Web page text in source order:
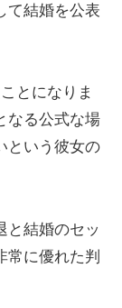
て結婚を公表
とになりま
なる公式な場
という彼女の
と結婚のセッ
常に優れた判